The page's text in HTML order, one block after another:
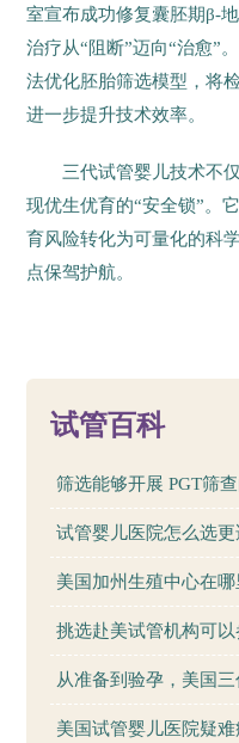
室宣布成功修复囊胚期β-
治疗从“阻断”迈向“治愈”
法优化胚胎筛选模型，将
进一步提升技术效率。
三代试管婴儿技术不
现优生优育的“安全锁”。
育风险转化为可量化的科
点保驾护航。
试管百科
筛选能够开展 PGT筛
试管婴儿医院怎么选
美国加州生殖中心在哪
挑选赴美试管机构可
从准备到验孕，美国
美国试管婴儿医院疑